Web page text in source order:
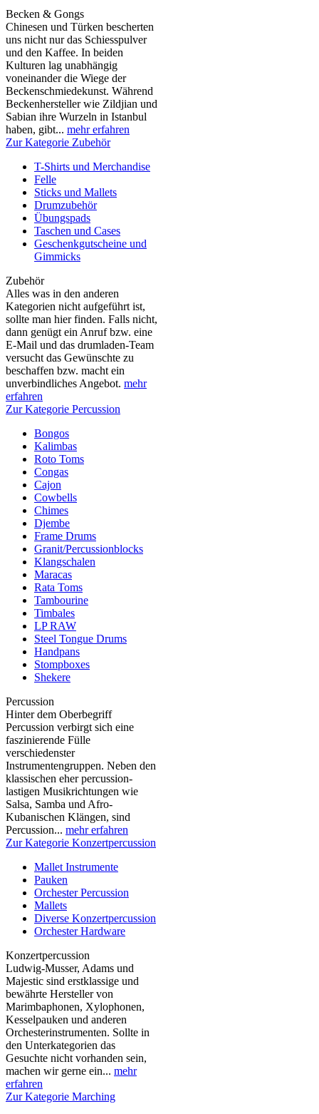
Becken & Gongs
Chinesen und Türken bescherten
uns nicht nur das Schiesspulver
und den Kaffee. In beiden
Kulturen lag unabhängig
voneinander die Wiege der
Beckenschmiedekunst. Während
Beckenhersteller wie Zildjian und
Sabian ihre Wurzeln in Istanbul
haben, gibt... mehr erfahren
Zur Kategorie Zubehör
T-Shirts und Merchandise
Felle
Sticks und Mallets
Drumzubehör
Übungspads
Taschen und Cases
Geschenkgutscheine und
Gimmicks
Zubehör
Alles was in den anderen
Kategorien nicht aufgeführt ist,
sollte man hier finden. Falls nicht,
dann genügt ein Anruf bzw. eine
E-Mail und das drumladen-Team
versucht das Gewünschte zu
beschaffen bzw. macht ein
unverbindliches Angebot. mehr
erfahren
Zur Kategorie Percussion
Bongos
Kalimbas
Roto Toms
Congas
Cajon
Cowbells
Chimes
Djembe
Frame Drums
Granit/Percussionblocks
Klangschalen
Maracas
Rata Toms
Tambourine
Timbales
LP RAW
Steel Tongue Drums
Handpans
Stompboxes
Shekere
Percussion
Hinter dem Oberbegriff
Percussion verbirgt sich eine
faszinierende Fülle
verschiedenster
Instrumentengruppen. Neben den
klassischen eher percussion-
lastigen Musikrichtungen wie
Salsa, Samba und Afro-
Kubanischen Klängen, sind
Percussion... mehr erfahren
Zur Kategorie Konzertpercussion
Mallet Instrumente
Pauken
Orchester Percussion
Mallets
Diverse Konzertpercussion
Orchester Hardware
Konzertpercussion
Ludwig-Musser, Adams und
Majestic sind erstklassige und
bewährte Hersteller von
Marimbaphonen, Xylophonen,
Kesselpauken und anderen
Orchesterinstrumenten. Sollte in
den Unterkategorien das
Gesuchte nicht vorhanden sein,
machen wir gerne ein... mehr
erfahren
Zur Kategorie Marching